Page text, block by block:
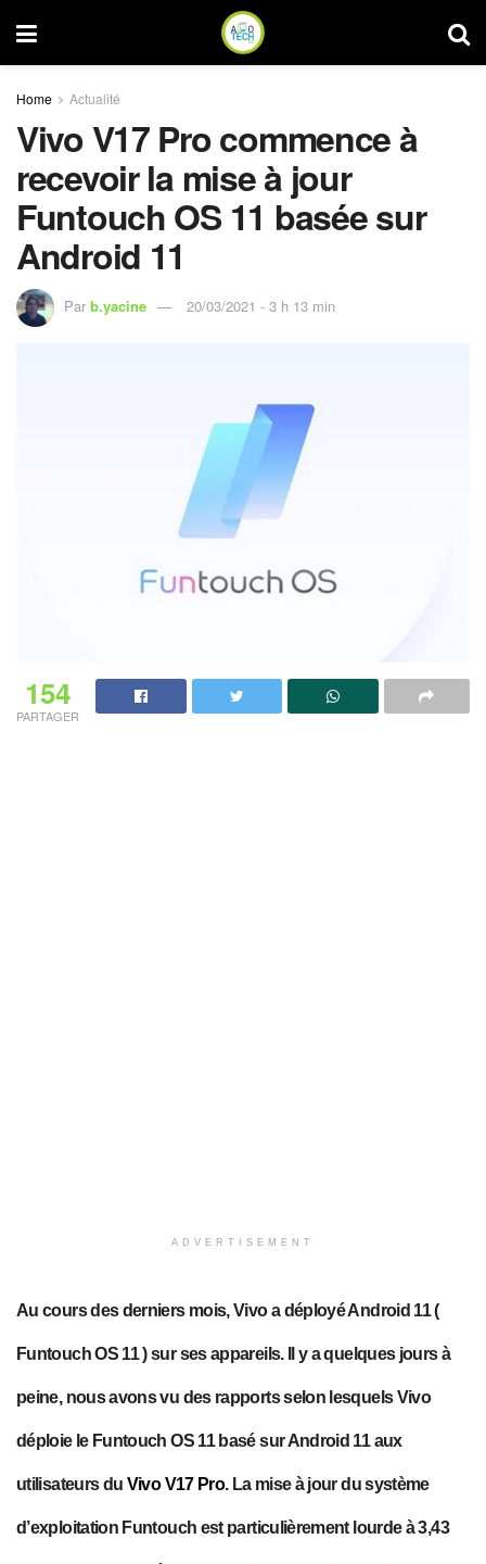
Home Actualité
Vivo V17 Pro commence à
recevoir la mise à jour
Funtouch OS 11 basée sur
Android 11
Par b.yacine 20/03/2021 - 3 h 13 min
154
PARTAGER
ADVERTISEMENT
Au cours des derniers mois, Vivo a déployé Android 11 (
Funtouch OS 11 ) sur ses appareils. Il y a quelques jours à
peine, nous avons vu des rapports selon lesquels Vivo
déploie le Funtouch OS 11 basé sur Android 11 aux
utilisateurs du Vivo V17 Pro. La mise à jour du système
d’exploitation Funtouch est particulièrement lourde à 3,43